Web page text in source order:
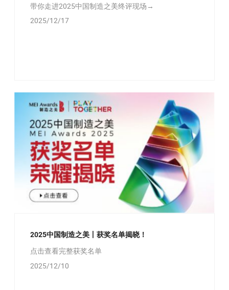
带你走进2025中国制造之美终评现场→
2025/12/17
2025中国制造之美丨获奖名单揭晓！
点击查看完整获奖名单
2025/12/10